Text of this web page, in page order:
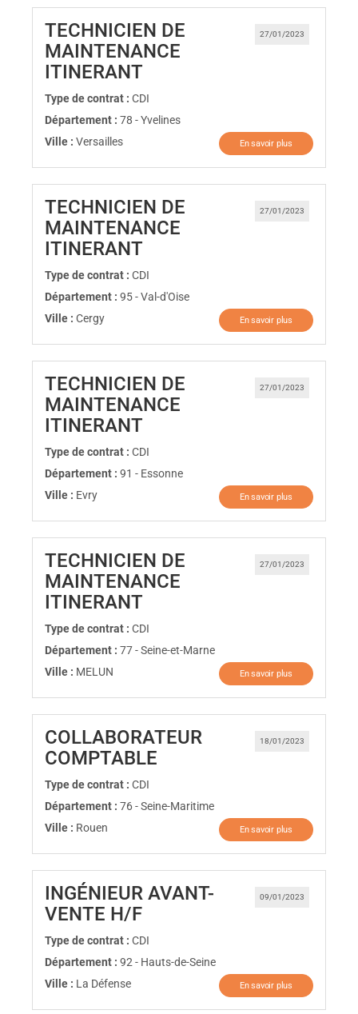
27/01/2023
TECHNICIEN DE
MAINTENANCE
ITINERANT
Type de contrat : CDI
Département : 78 - Yvelines
Ville : Versailles En savoir plus
27/01/2023
TECHNICIEN DE
MAINTENANCE
ITINERANT
Type de contrat : CDI
Département : 95 - Val-d'Oise
Ville : Cergy En savoir plus
27/01/2023
TECHNICIEN DE
MAINTENANCE
ITINERANT
Type de contrat : CDI
Département : 91 - Essonne
Ville : Evry En savoir plus
27/01/2023
TECHNICIEN DE
MAINTENANCE
ITINERANT
Type de contrat : CDI
Département : 77 - Seine-et-Marne
Ville : MELUN En savoir plus
18/01/2023
COLLABORATEUR
COMPTABLE
Type de contrat : CDI
Département : 76 - Seine-Maritime
Ville : Rouen En savoir plus
09/01/2023
INGÉNIEUR AVANT-
VENTE H/F(Nouvelle fenêtre)
Type de contrat : CDI
Département : 92 - Hauts-de-Seine
Ville : La Défense En savoir plus